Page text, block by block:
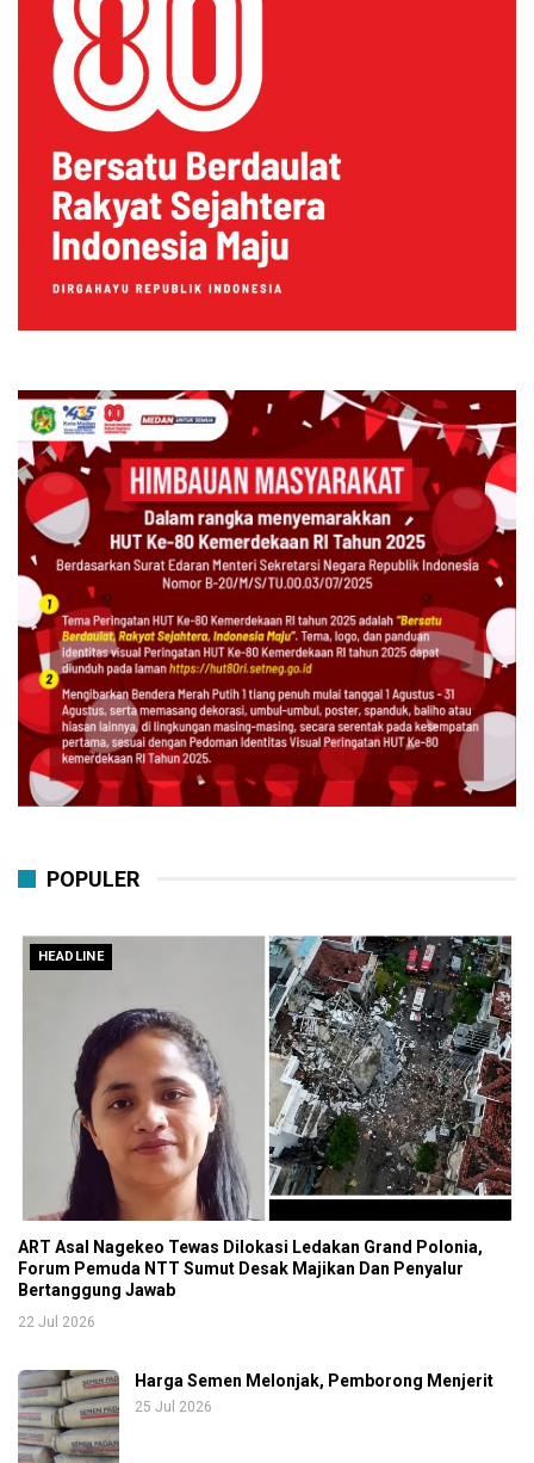
POPULER
HEADLINE
ART Asal Nagekeo Tewas Dilokasi Ledakan Grand Polonia,
Forum Pemuda NTT Sumut Desak Majikan Dan Penyalur
Bertanggung Jawab
22 Jul 2026
Harga Semen Melonjak, Pemborong Menjerit
25 Jul 2026